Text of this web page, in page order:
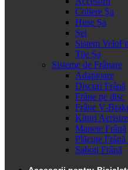
Coliere Șa
Huse Șa
Șei
Sistem
Tije Șa
Sisteme de Frânare
Adaptoare
Discuri Frână
Frâne pe disc
Frâne V-
Kituri
Manete Frână
Plăcuțe
Saboti Frână